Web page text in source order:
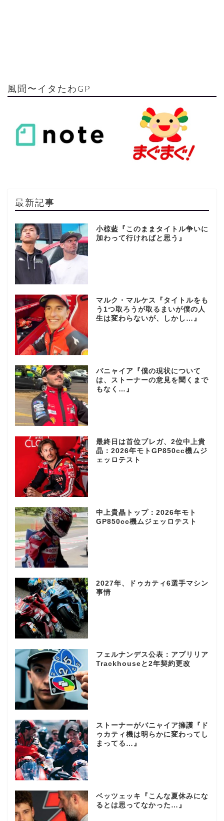
風聞〜イタたわGP
最新記事
小椋藍『このままタイトル争いに
加わって行ければと思う』
マルク・マルケス『タイトルをも
う1つ取ろうが取るまいが僕の人
生は変わらないが、しかし…』
バニャイア『僕の現状について
は、ストーナーの意見を聞くまで
もなく…』
最終日は首位ブレガ、2位中上貴
晶：2026年モトGP850cc機ムジ
ェッロテスト
中上貴晶トップ：2026年モト
GP850cc機ムジェッロテスト
2027年、ドゥカティ6選手マシン
事情
フェルナンデス公表：アプリリア
Trackhouseと2年契約更改
ストーナーがバニャイア擁護『ド
ゥカティ機は明らかに変わってし
まってる…』
ベッツェッキ『こんな夏休みにな
るとは思ってなかった…』